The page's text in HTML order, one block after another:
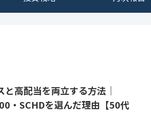
高配当を両立する方法｜
・SCHDを選んだ理由【50代